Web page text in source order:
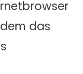
das